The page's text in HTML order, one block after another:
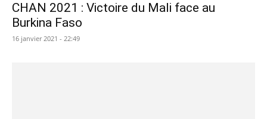
CHAN 2021 : Victoire du Mali face au
Burkina Faso
16 janvier 2021 - 22:49